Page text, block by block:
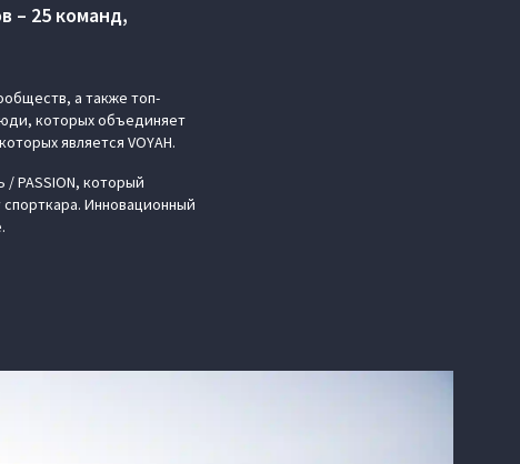
– 25 команд,
а также топ-
которых объединяет
является VOYAH.
PASSION, который
Инновационный